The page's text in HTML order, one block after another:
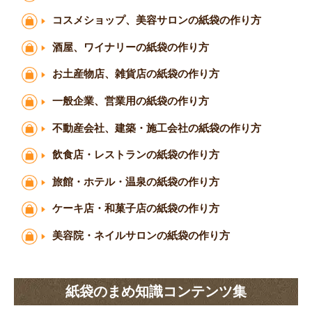
コスメショップ、美容サロンの紙袋の作り方
酒屋、ワイナリーの紙袋の作り方
お土産物店、雑貨店の紙袋の作り方
一般企業、営業用の紙袋の作り方
不動産会社、建築・施工会社の紙袋の作り方
飲食店・レストランの紙袋の作り方
旅館・ホテル・温泉の紙袋の作り方
ケーキ店・和菓子店の紙袋の作り方
美容院・ネイルサロンの紙袋の作り方
紙袋のまめ知識コンテンツ集